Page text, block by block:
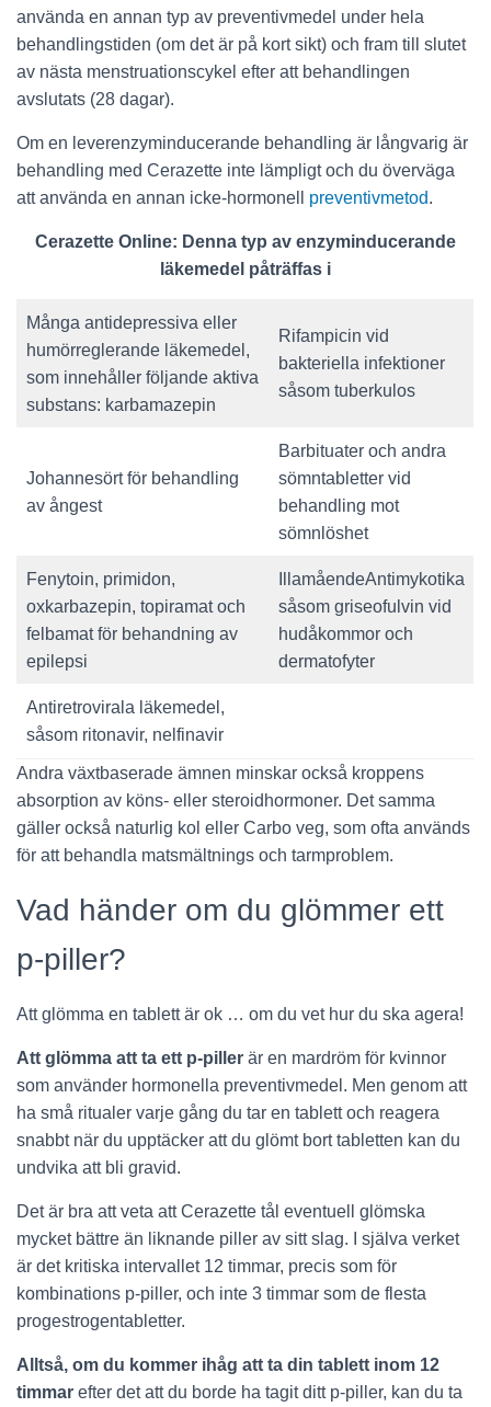
använda en annan typ av preventivmedel under hela
behandlingstiden (om det är på kort sikt) och fram till slutet
av nästa menstruationscykel efter att behandlingen
avslutats (28 dagar).
Om en leverenzyminducerande behandling är långvarig är
behandling med Cerazette inte lämpligt och du överväga
att använda en annan icke-hormonell preventivmetod.
Cerazette Online: Denna typ av enzyminducerande
läkemedel påträffas i
Många antidepressiva eller
humörreglerande läkemedel,
som innehåller följande aktiva
substans: karbamazepin
Rifampicin vid
bakteriella infektioner
såsom tuberkulos
Johannesört för behandling
av ångest
Barbituater och andra
sömntabletter vid
behandling mot
sömnlöshet
Fenytoin, primidon,
oxkarbazepin, topiramat och
felbamat för behandning av
epilepsi
IllamåendeAntimykotika
såsom griseofulvin vid
hudåkommor och
dermatofyter
Antiretrovirala läkemedel,
såsom ritonavir, nelfinavir
Andra växtbaserade ämnen minskar också kroppens
absorption av köns- eller steroidhormoner. Det samma
gäller också naturlig kol eller Carbo veg, som ofta används
för att behandla matsmältnings och tarmproblem.
Vad händer om du glömmer ett
p-piller?
Att glömma en tablett är ok … om du vet hur du ska agera!
Att glömma att ta ett p-piller är en mardröm för kvinnor
som använder hormonella preventivmedel. Men genom att
ha små ritualer varje gång du tar en tablett och reagera
snabbt när du upptäcker att du glömt bort tabletten kan du
undvika att bli gravid.
Det är bra att veta att Cerazette tål eventuell glömska
mycket bättre än liknande piller av sitt slag. I själva verket
är det kritiska intervallet 12 timmar, precis som för
kombinations p-piller, och inte 3 timmar som de flesta
progestrogentabletter.
Alltså, om du kommer ihåg att ta din tablett inom 12
timmar efter det att du borde ha tagit ditt p-piller, kan du ta